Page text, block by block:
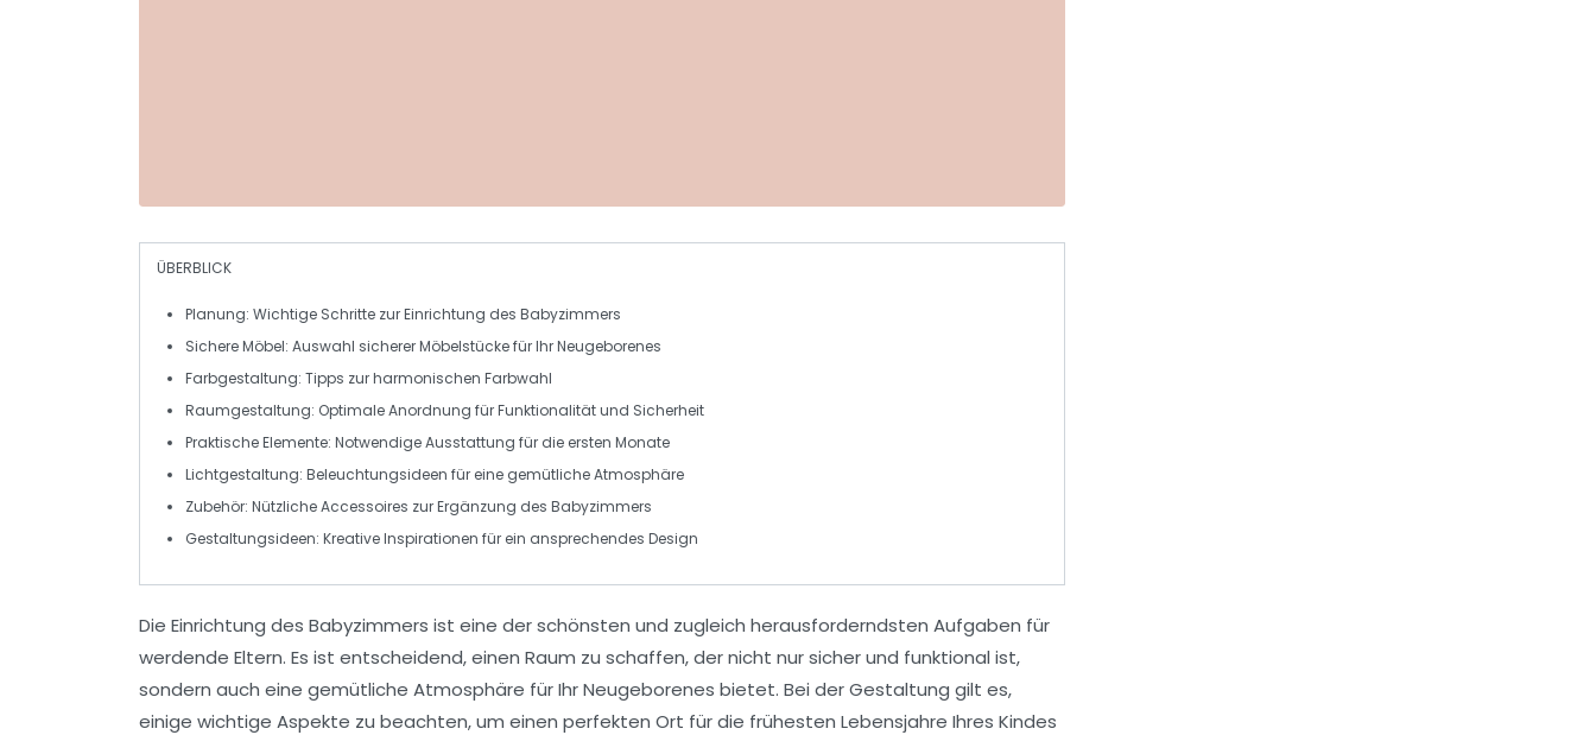
ÜBERBLICK
Planung: Wichtige Schritte zur Einrichtung des Babyzimmers
Sichere Möbel: Auswahl sicherer Möbelstücke für Ihr Neugeborenes
Farbgestaltung: Tipps zur harmonischen Farbwahl
Raumgestaltung: Optimale Anordnung für Funktionalität und Sicherheit
Praktische Elemente: Notwendige Ausstattung für die ersten Monate
Lichtgestaltung: Beleuchtungsideen für eine gemütliche Atmosphäre
Zubehör: Nützliche Accessoires zur Ergänzung des Babyzimmers
Gestaltungsideen: Kreative Inspirationen für ein ansprechendes Design
Die Einrichtung des Babyzimmers ist eine der schönsten und zugleich herausforderndsten Aufgaben für
werdende Eltern. Es ist entscheidend, einen Raum zu schaffen, der nicht nursicherund funktional ist,
sondern auch eine gemütliche Atmosphäre für IhrNeugeborenes bietet. Bei der Gestaltung gilt es,
einige wichtige Aspekte zu beachten, um einen perfekten Ort für die frühesten Lebensjahre Ihres Kindes